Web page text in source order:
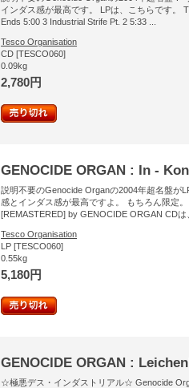
インダス感が最高です。 LPは、こちらです。
Ends 5:00 3 Industrial Strife Pt. 2 5:33 ...
Tesco Organisation
CD [TESCO060]
0.09kg
2,780円
GENOCIDE ORGAN : In -
説明不要のGenocide Organの2004年超名盤が
感とインダス感が最高ですよ。 もちろん限定
[REMASTERED] by GENOCIDE ORGAN CDは
Tesco Organisation
LP [TESCO060]
0.55kg
5,180円
GENOCIDE ORGAN :
☆極悪デス・インダストリアル☆ Genocide